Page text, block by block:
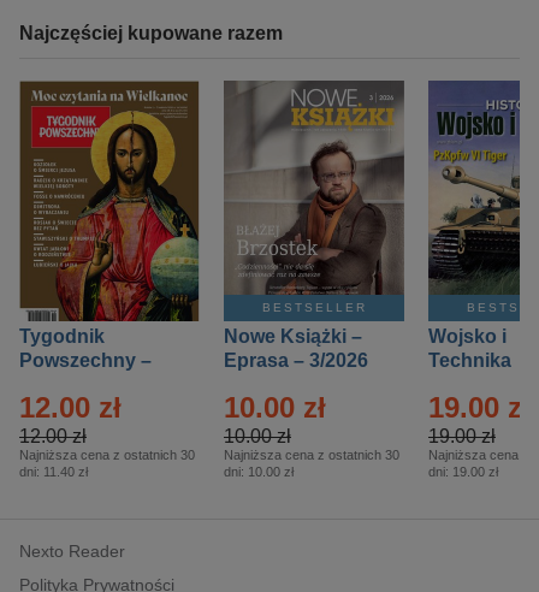
Najczęściej kupowane razem
Tygodnik
Powszechny –
12.00 zł
12.00 zł
Najniższa cena z ostatnich 30
dni: 11.40 zł
BESTSELLER
Nowe Książki –
Eprasa – 3/2026
10.00 zł
10.00 zł
Najniższa cena z ostatnich 30
dni: 10.00 zł
Wojsko i
Technika
– 2/2026
19.00 zł
19.00 zł
Najniższa cena z
dni: 19.00 zł
Nexto Reader
Polityka Prywatności